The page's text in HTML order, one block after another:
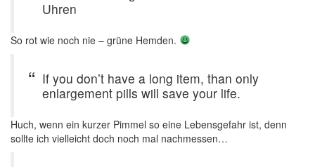
Uhren
So rot wie noch nie – grüne Hemden.
If you don’t have a long item, than only
enlargement pills will save your life.
Huch, wenn ein kurzer Pimmel so eine Lebensgefahr ist, denn
sollte ich vielleicht doch noch mal nachmessen…